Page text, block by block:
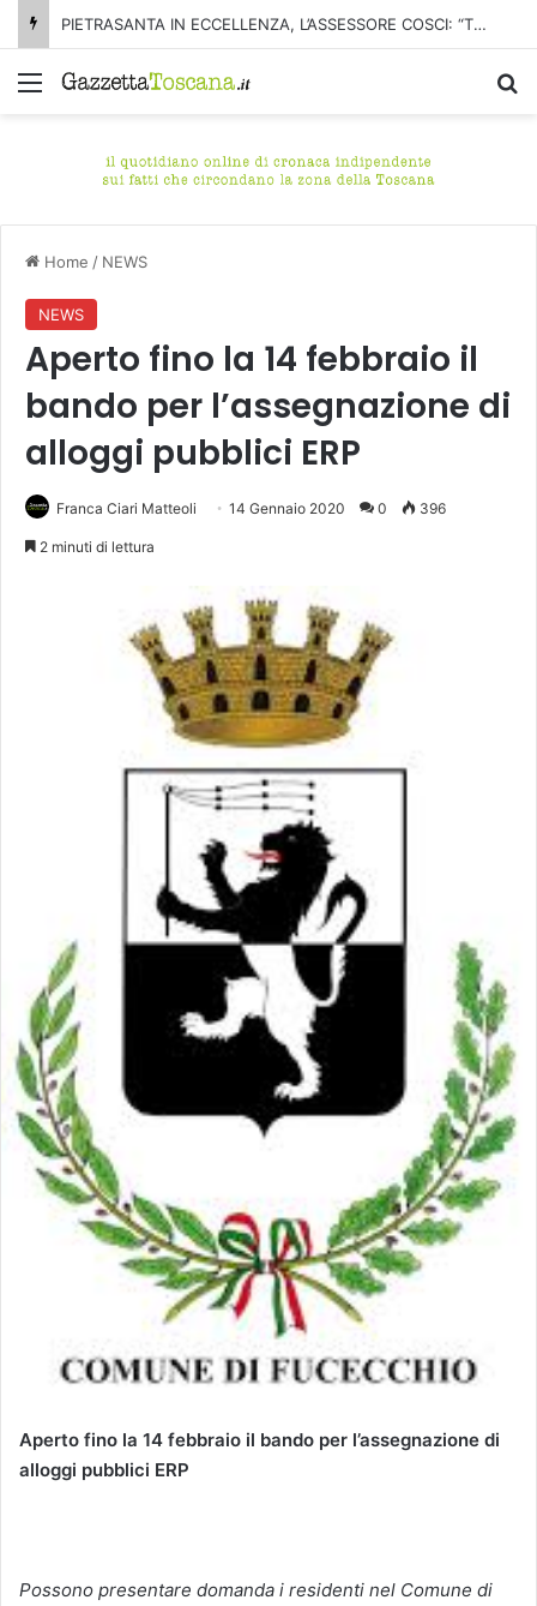
PIETRASANTA IN ECCELLENZA, L’ASSESSORE COSCI: “TRAGUARDO MERITATO”
Menu
Home / NEWS
NEWS
Aperto fino la 14 febbraio il
bando per l’assegnazione di
alloggi pubblici ERP
Franca Ciari Matteoli 14 Gennaio 2020 0 396
2 minuti di lettura
Aperto fino la 14 febbraio il bando per l’assegnazione di
alloggi pubblici ERP
Possono presentare domanda i residenti nel Comune di